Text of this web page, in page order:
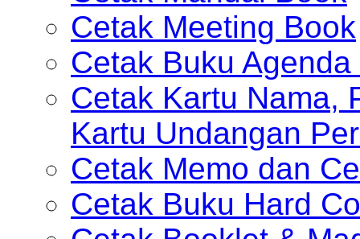
Cetak Meeting Book
Cetak Buku Agenda
Cetak Kartu Nama,
Kartu Undangan
Cetak Memo dan
Cetak Buku Hard